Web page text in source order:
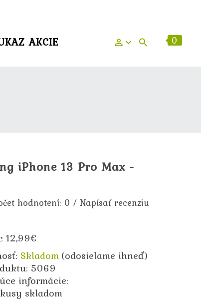
AKCIE 0
iPhone 13 Pro Max -
hodnotení: 0 / Napísať recenziu
12,99€
Skladom (odosielame ihneď)
5069
informácie:
skladom